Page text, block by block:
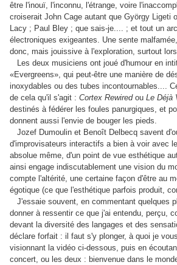
être l'inouï, l'inconnu, l'étrange, voire
croiserait John Cage autant que György Ligeti
Lacy ; Paul Bley ; que sais-je.... ; et tout un
électroniques exigeantes. Une sente
donc, mais jouissive à l'exploration, surtout
Les deux musiciens ont joué d'humour en
«Evergreens», qui peut-être une manière de
inoxydables ou des tubes incontournables....
de cela qu'il s'agit : Cortex Rewired ou Le Déjà
destinés à fédérer les foules panurgiques, et
donnent aussi l'envie de bouger les pieds.
Jozef Dumoulin et Benoît Delbecq savent
d'improvisateurs interactifs a bien à voir avec
absolue même, d'un point de vue esthétique
ainsi engage indiscutablement une vision du
compte l'altérité, une certaine façon d'être au
égotique (ce que l'esthétique parfois produit,
J'essaie souvent, en commentant quelques
donner à ressentir ce que j'ai entendu, perçu,
devant la diversité des langages et des
déclare forfait : il faut s'y plonger, à quoi je
visionnant la vidéo ci-dessous, puis en
concert, ou les deux : bienvenue dans le